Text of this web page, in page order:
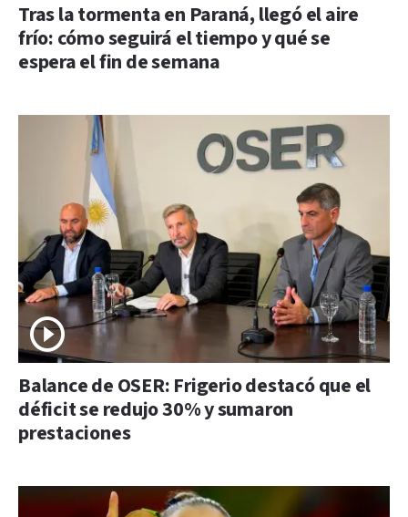
Tras la tormenta en Paraná, llegó el aire
frío: cómo seguirá el tiempo y qué se
espera el fin de semana
Balance de OSER: Frigerio destacó que el
déficit se redujo 30% y sumaron
prestaciones